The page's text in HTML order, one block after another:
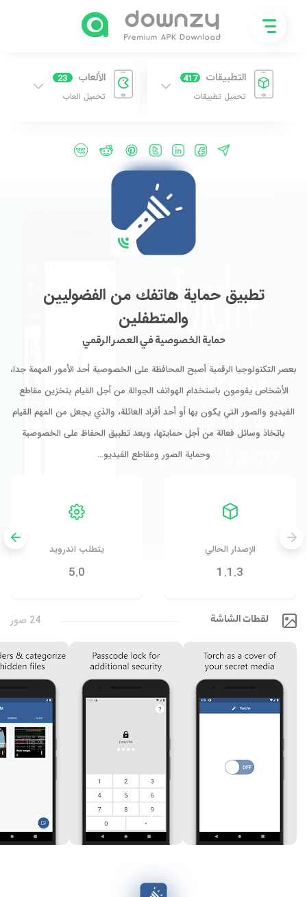
التطبيقات 417
تحميل تطبيقات
الألعاب 23
تحميل العاب
تطبيق حماية هاتفك من الفضوليين
والمتطفلين
حماية الخصوصية في العصر الرقمي
بعصر التكنولوجيا الرقمية أصبح المحافظة على الخصوصية أحد الأمور المهمة جدا،
الأشخاص يقومون باستخدام الهواتف الجوالة من أجل القيام بتخزين مقاطع
الفيديو والصور التي يكون بها أو أحد أفراد العائلة، والذي يجعل من المهم القيام
باتخاذ وسائل فعالة من أجل حمايتها، ويعد تطبيق الحفاظ على الخصوصية
وحماية الصور ومقاطع الفيديو…
الإصدار الحالي
1.1.3
يتطلب اندرويد
5.0
لقطات الشاشة 24 صور